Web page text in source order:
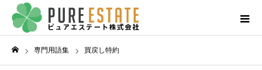
専門用語集 買戻し特約